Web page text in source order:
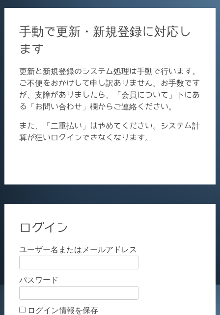
手動で更新・新規登録に対応し
ます
更新と新規登録のシステム処理は手動で行います。
ご不便をおかけして申し訳ありません。お手数です
が、支障がありましたら、「会員について」下にあ
る「お問い合わせ」欄からご連絡ください。
また、「二重払い」はやめてください。システム計
算が狂いログインできなくなります。
ログイン
ユーザー名またはメールアドレス
パスワード
ログイン情報を保存